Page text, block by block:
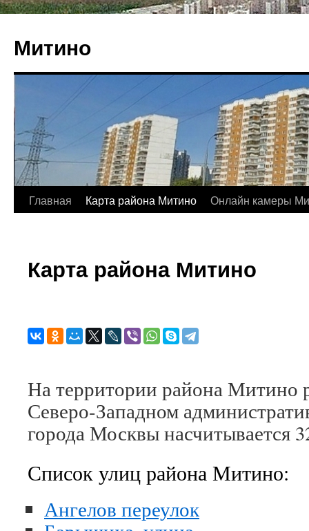
Митино
Главная Карта района Митино Онлайн камеры
Карта района Митино
На территории района Митино
Северо-Западном
города Москвы насчитывается
Список улиц района Митино:
Ангелов переулок